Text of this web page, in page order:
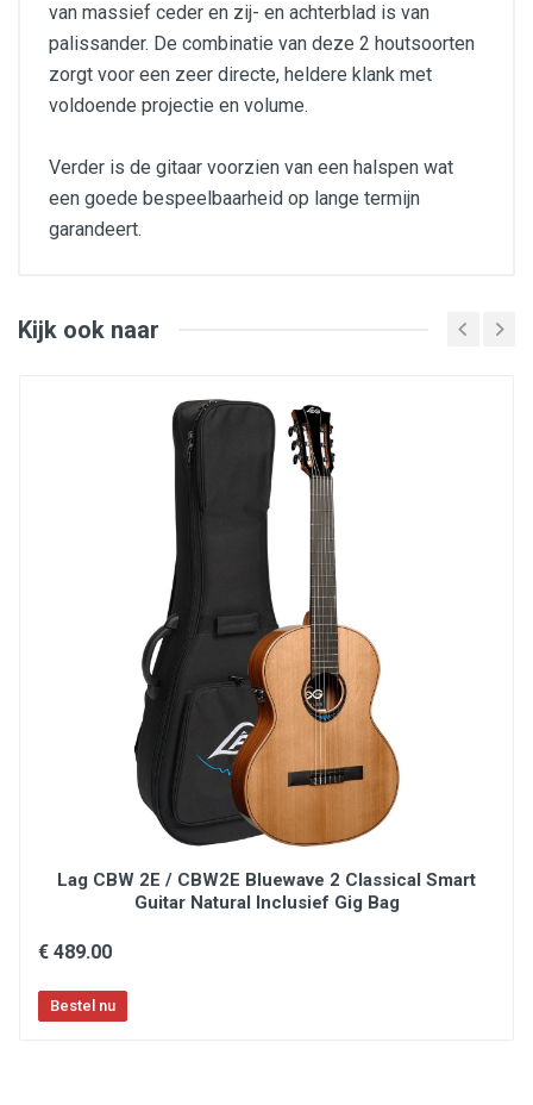
van massief ceder en zij- en achterblad is van
palissander. De combinatie van deze 2 houtsoorten
zorgt voor een zeer directe, heldere klank met
voldoende projectie en volume.
Verder is de gitaar voorzien van een halspen wat
een goede bespeelbaarheid op lange termijn
garandeert.
Neck joint : dovetail
Topkam breedte : 52mm
Upper bout : 275mm
Lower bout : 369mm
Body length : 484mm
Kijk ook naar
Lag CBW 2E / CBW2E Bluewave 2 Classical Smart
Guitar Natural Inclusief Gig Bag
€ 489.00